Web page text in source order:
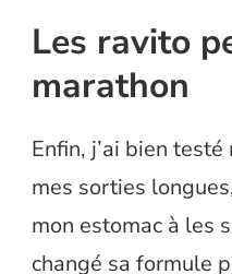
Les ravito
marathon
Enfin, j’ai bien
mes sorties
mon estomac à les
changé sa formule